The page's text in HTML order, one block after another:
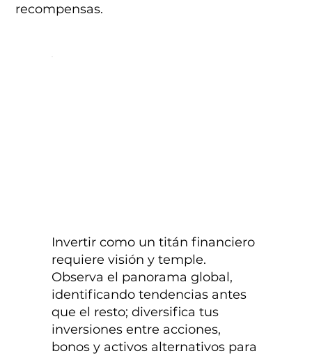
Invertir como un titán financiero
requiere visión y temple.
Observa el panorama global,
identificando tendencias antes
que el resto; diversifica tus
inversiones entre acciones,
bonos y activos alternativos para
recompensas.